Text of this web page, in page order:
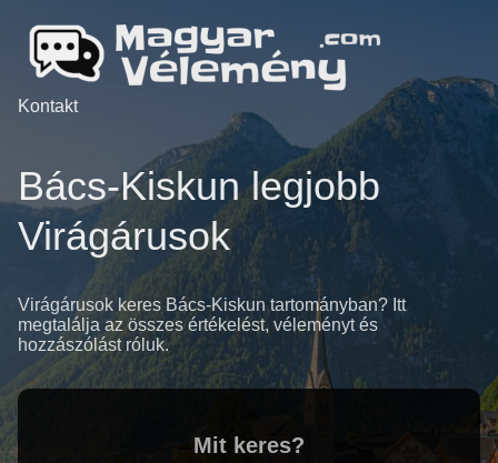
Kontakt
Bács-Kiskun legjobb
Virágárusok
Virágárusok keres Bács-Kiskun tartományban? Itt
megtalálja az összes értékelést, véleményt és
hozzászólást róluk.
Mit keres?